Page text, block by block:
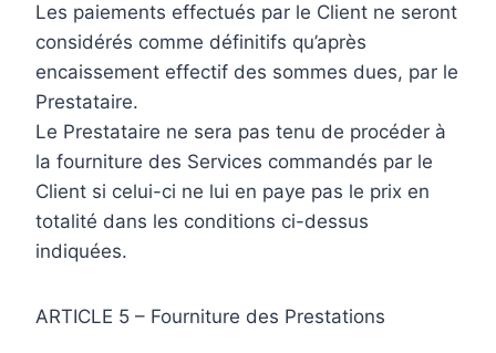
Les paiements effectués par le Client ne seront
considérés comme définitifs qu’après
encaissement effectif des sommes dues, par le
Prestataire.
Le Prestataire ne sera pas tenu de procéder à
la fourniture des Services commandés par le
Client si celui-ci ne lui en paye pas le prix en
totalité dans les conditions ci-dessus
indiquées.
ARTICLE 5 – Fourniture des Prestations